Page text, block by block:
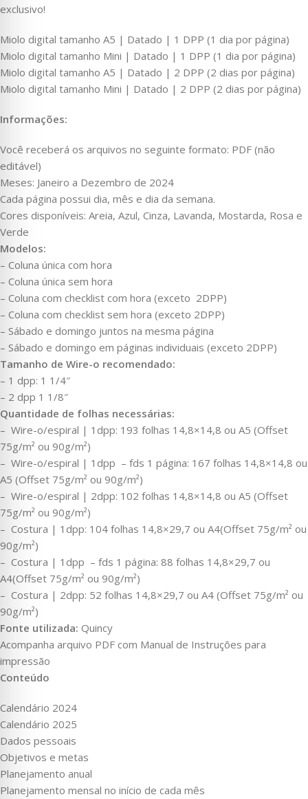
exclusivo!
Miolo digital tamanho A5 | Datado | 1 DPP (1 dia por página)
Miolo digital tamanho Mini | Datado | 1 DPP (1 dia por página)
Miolo digital tamanho A5 | Datado | 2 DPP (2 dias por página)
Miolo digital tamanho Mini | Datado | 2 DPP (2 dias por página)
Informações:
Você receberá os arquivos no seguinte formato: PDF (não
editável)
Meses: Janeiro a Dezembro de 2024
Cada página possui dia, mês e dia da semana.
Cores disponíveis: Areia, Azul, Cinza, Lavanda, Mostarda, Rosa e
Verde
Modelos:
– Coluna única com hora
– Coluna única sem hora
– Coluna com checklist com hora (exceto 2DPP)
– Coluna com checklist sem hora (exceto 2DPP)
– Sábado e domingo juntos na mesma página
– Sábado e domingo em páginas individuais (exceto 2DPP)
Tamanho de Wire-o recomendado:
– 1 dpp: 1 1/4″
– 2 dpp 1 1/8″
Quantidade de folhas necessárias:
– Wire-o/espiral | 1dpp: 193 folhas 14,8×14,8 ou A5 (Offset
75g/m² ou 90g/m²)
– Wire-o/espiral | 1dpp – fds 1 página: 167 folhas 14,8×14,8 ou
A5 (Offset 75g/m² ou 90g/m²)
– Wire-o/espiral | 2dpp: 102 folhas 14,8×14,8 ou A5 (Offset
75g/m² ou 90g/m²)
– Costura | 1dpp: 104 folhas 14,8×29,7 ou A4(Offset 75g/m² ou
90g/m²)
– Costura | 1dpp – fds 1 página: 88 folhas 14,8×29,7 ou
A4(Offset 75g/m² ou 90g/m²)
– Costura | 2dpp: 52 folhas 14,8×29,7 ou A4 (Offset 75g/m² ou
90g/m²)
Fonte utilizada: Quincy
Acompanha arquivo PDF com Manual de Instruções para
impressão
Conteúdo
Calendário 2024
Calendário 2025
Dados pessoais
Objetivos e metas
Planejamento anual
Planejamento mensal no início de cada mês